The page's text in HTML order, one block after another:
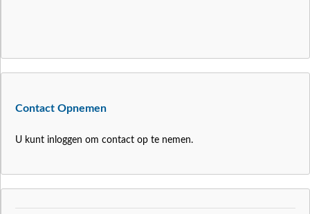
Contact Opnemen
U kunt inloggen om contact op te nemen.